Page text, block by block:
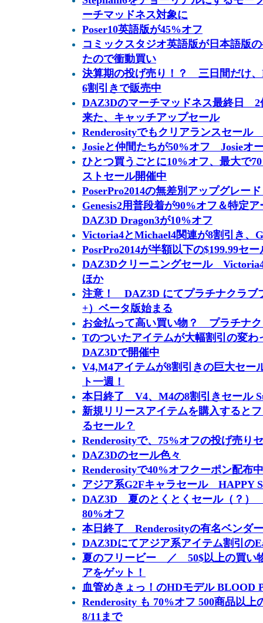
ーチマッドネス対象に
Poser10英語版が45%オフ
コミックスタジオ英語版が日本語版
たので衝動買い
決算期の投げ売り！？ 三日間だけ、
6割引きで販売中
DAZ3Dのマーチマッドネス最終日 2
来た、キャッチアップセール
Renderosityでもクリアランスセール
Josieと仲間たちが50%オフ Josieオ
ひとつ買うごとに10%オフ、最大で
ストセール開催中
PoserPro2014の無差別アップグレー
Genesis2用普段着が90%オフ＆特定
DAZ3D Dragon3が10%オフ
Victoria4とMichael4関連が8割引き、
PosrPro2014が半額以下の$199.99セ
DAZ3Dクリーニングセール
ほか
注意！ DAZ3D にてプラチナクラブ
+）ベータ版始まる
お金払って高い買い物？ プラチナ
Tのついたアイテムが大幅割引の変
DAZ3Dで開催中
V4,M4アイテムが8割引きの巨大セー
ト一週！
本日終了 V4、M4の8割引きセール
新規リリースアイテムを購入すると
るセール？
Renderosityで、75%オフの投げ売り
DAZ3Dのセール色々
Renderosityで40%オフクーポン配布中
アジア系G2Fキャラセール HAPPY
DAZ3D 夏のとくとくセール（？）
80%オフ
本日終了 Renderosityの有名ベンダ
DAZ3Dにてアジア系アイテム割引の
夏のフリービー ／ 50$以上の買い物
アをゲット！
血管めきょっ！のHDモデル BLOOD
Renderosity も 70%オフ 500商品以上
8/11まで